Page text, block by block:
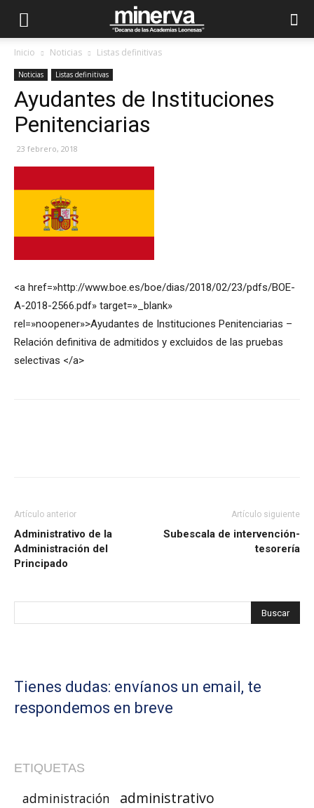
Inicio Noticias Listas definitivas
Noticias Listas definitivas
Ayudantes de Instituciones
Penitenciarias
23 febrero, 2018
<a href=»http://www.boe.es/boe/dias/2018/02/23/pdfs/BOE-
A-2018-2566.pdf» target=»_blank»
rel=»noopener»>Ayudantes de Instituciones Penitenciarias –
Relación definitiva de admitidos y excluidos de las pruebas
selectivas </a>
Artículo anterior
Administrativo de la
Administración del
Principado
Artículo siguiente
Subescala de intervención-
tesorería
Tienes dudas: envíanos un email, te
respondemos en breve
ETIQUETAS
administración administrativo